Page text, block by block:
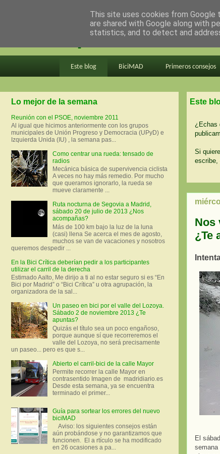
en bici por madrid
Este blog BiciMAD Primeros consejos
Este
¿Echas
Si
escribe,
Nos
¿Te
El
semana
Lo mejor de la semana
Reunión con el PSOE, noviembre 2011
Al igual que hicimos anteriormente con los grupos
municipales de Unión Progreso y Democracia (UPyD) e
Izquierda Unida (IU) , la semana pas...
Como centrar una rueda: tensado de
radios
Mecánica básica de supervivencia ciclista
A veces no hay más remedio. Por mucho
que queramos ignorarlo, la rueda se
mueve claramente ...
Ruta nocturna de Segovia a Madrid,
sábado 20 de julio de 2013 ¿Nos
acompañas?
Más de 100 km bajo la luz de la luna
(casi) llena Se acerca el mes de agosto,
muchos se van de vacaciones y nosotros
queremos despedir ...
En la Bici Crítica deberían pedir a los participantes
utilizar el carril de la derecha
Estimado Aalto, Me dirijo a ti al no estar seguro si es “En
Bici por Madrid” o “Bici Crítica” u otra agrupación, la
organizadora de la sal...
Un paseo en bici por el valle del Lozoya.
Sábado 2 de noviembre 2013 ¿Te
apuntas?
Quizás el título sea un poco engañoso,
porque aunque sí que recorreremos el
valle del Lozoya, no será precisamente
un paseo... pero es que s...
Abierto el carril-bici de la calle Mayor
Permite recorrer la calle Mayor en
contrasentido Imagen de madridiario.es
Desde esta semana, ya se encuentra
terminado el primer...
Guía para sortear los errores del nuevo
biciMAD
Aviso: los siguientes consejos están
aún probándose y no garantizamos que
funcionen. El a rtículo se ha modificado
en 26 ocasiones a pa...
This site uses cookies from Google
are shared with Google along with
statistics, and to detect and